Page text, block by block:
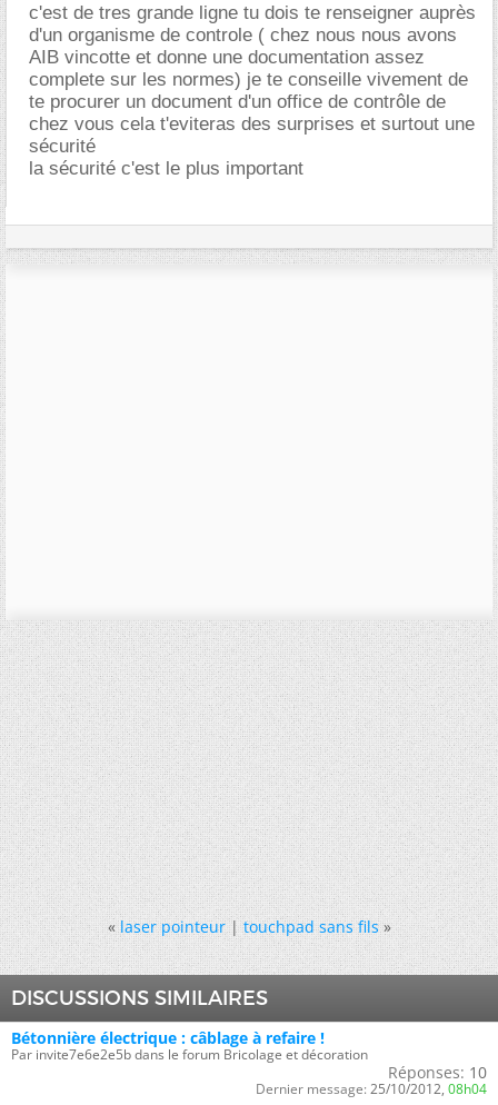
c'est de tres grande ligne tu dois te renseigner auprès
d'un organisme de controle ( chez nous nous avons
AIB vincotte et donne une documentation assez
complete sur les normes) je te conseille vivement de
te procurer un document d'un office de contrôle de
chez vous cela t'eviteras des surprises et surtout une
sécurité
la sécurité c'est le plus important
« laser pointeur|touchpad sans fils »
DISCUSSIONS SIMILAIRES
Bétonnière électrique : câblage à refaire !
Par invite7e6e2e5b dans le forum Bricolage et décoration
Réponses: 10
Dernier message: 25/10/2012, 08h04